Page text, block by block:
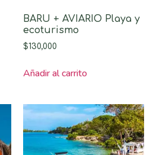
BARU + AVIARIO Playa y
ecoturismo
$130,000
Añadir al carrito